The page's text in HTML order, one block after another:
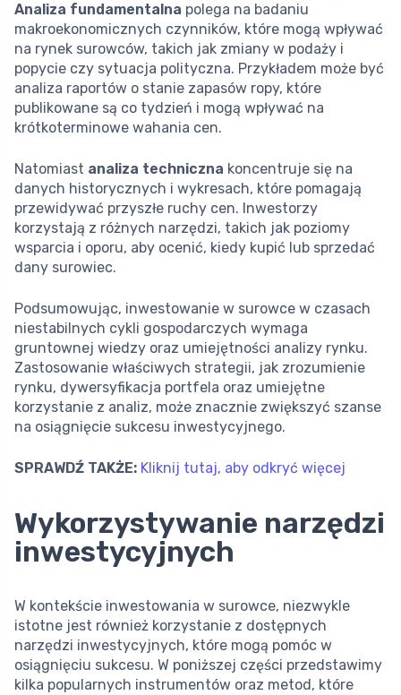
Analiza fundamentalna polega na badaniu
makroekonomicznych czynników, które mogą wpływać
na rynek surowców, takich jak zmiany w podaży i
popycie czy sytuacja polityczna. Przykładem może być
analiza raportów o stanie zapasów ropy, które
publikowane są co tydzień i mogą wpływać na
krótkoterminowe wahania cen.
Natomiast analiza techniczna koncentruje się na
danych historycznych i wykresach, które pomagają
przewidywać przyszłe ruchy cen. Inwestorzy
korzystają z różnych narzędzi, takich jak poziomy
wsparcia i oporu, aby ocenić, kiedy kupić lub sprzedać
dany surowiec.
Podsumowując, inwestowanie w surowce w czasach
niestabilnych cykli gospodarczych wymaga
gruntownej wiedzy oraz umiejętności analizy rynku.
Zastosowanie właściwych strategii, jak zrozumienie
rynku, dywersyfikacja portfela oraz umiejętne
korzystanie z analiz, może znacznie zwiększyć szanse
na osiągnięcie sukcesu inwestycyjnego.
SPRAWDŹ TAKŻE: Kliknij tutaj, aby odkryć więcej
Wykorzystywanie narzędzi
inwestycyjnych
W kontekście inwestowania w surowce, niezwykle
istotne jest również korzystanie z dostępnych
narzędzi inwestycyjnych, które mogą pomóc w
osiągnięciu sukcesu. W poniższej części przedstawimy
kilka popularnych instrumentów oraz metod, które